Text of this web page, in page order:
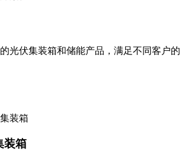
光伏集装箱和储能产品，满足不同客户的
装箱